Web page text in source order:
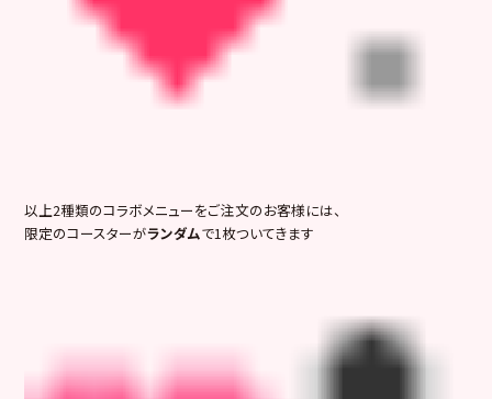
以上2種類のコラボメニューをご注文のお客様には、
限定のコースターがランダムで1枚ついてきます